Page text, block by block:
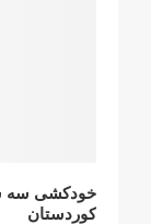
خودکشی سە
کوردستان